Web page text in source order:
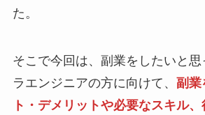
た。
そこで今回は、副業をしたいと
ラエンジニアの方に向けて、 副業
ト・デメリットや必要なスキル